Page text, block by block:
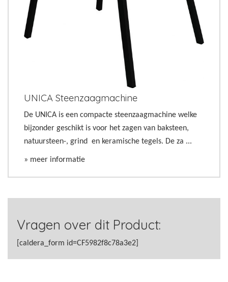
UNICA Steenzaagmachine
De UNICA is een compacte steenzaagmachine welke
bijzonder geschikt is voor het zagen van baksteen,
natuursteen-, grind en keramische tegels. De za ...
» meer informatie
Vragen over dit Product:
[caldera_form id=CF5982f8c78a3e2]